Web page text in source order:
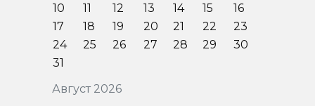
Август 2026
10
11 12 13 14 15
16
17
18 19 20 21 22
23
24
25 26 27 28 29
30
31